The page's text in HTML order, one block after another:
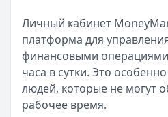
Личный кабинет
платформа для
финансовыми
часа в сутки. Это
людей, которые не могут
рабочее время.